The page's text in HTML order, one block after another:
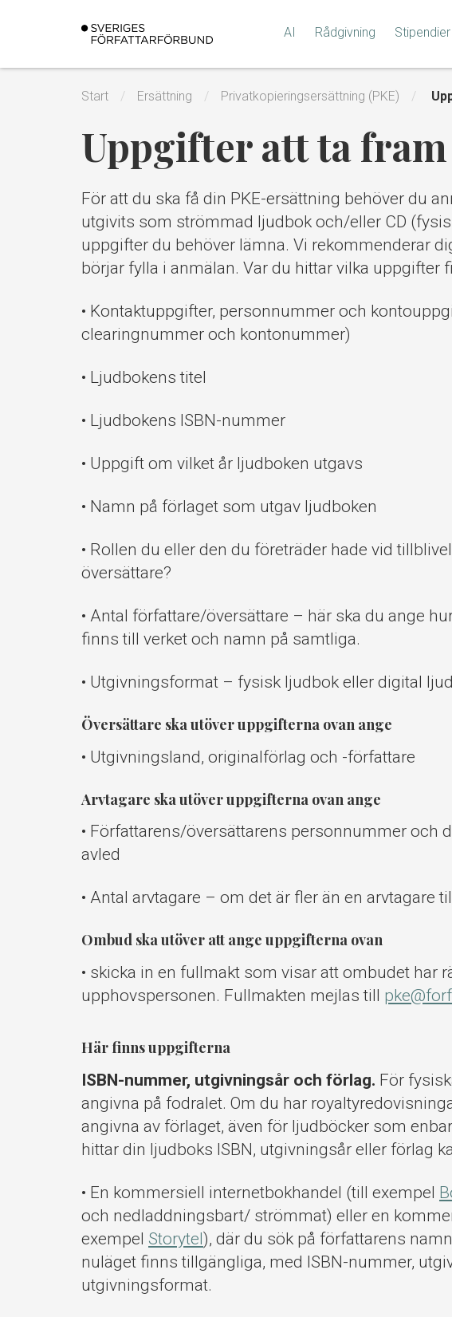
AI Rådgivning Stipendier
Start Ersättning Privatkopieringsersättning (PKE)
Uppgifter att ta
För att du ska få din PKE-ersättning behöver du
utgivits som strömmad ljudbok och/eller CD
uppgifter du behöver lämna. Vi rekommenderar
börjar fylla i anmälan. Var du hittar vilka uppgifter
• Kontaktuppgifter, personnummer och
clearingnummer och kontonummer)
• Ljudbokens titel
• Ljudbokens ISBN-nummer
• Uppgift om vilket år ljudboken utgavs
• Namn på förlaget som utgav ljudboken
• Rollen du eller den du företräder hade vid
översättare?
• Antal författare/översättare – här ska du ange
finns till verket och namn på samtliga.
• Utgivningsformat – fysisk ljudbok eller digital
Översättare ska utöver uppgifterna ovan ange
• Utgivningsland, originalförlag och -författare
Arvtagare ska utöver uppgifterna ovan ange
• Författarens/översättarens personnummer och
avled
• Antal arvtagare – om det är fler än en arvtagare
Ombud ska utöver att ange uppgifterna ovan
• skicka in en fullmakt som visar att ombudet har
upphovspersonen. Fullmakten mejlas till
Här finns uppgifterna
ISBN-nummer, utgivningsår och förlag. För
angivna på fodralet. Om du har
angivna av förlaget, även för ljudböcker som
hittar din ljudboks ISBN, utgivningsår eller förlag
• En kommersiell internetbokhandel (till exempel
och nedladdningsbart/ strömmat) eller en
exempel Storytel), där du sök på författarens
nuläget finns tillgängliga, med ISBN-nummer,
utgivningsformat.